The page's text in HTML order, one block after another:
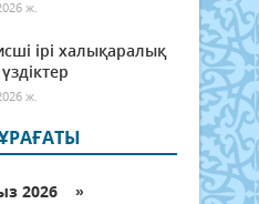
ж.
ірі халықаралық
ж.
2026 »